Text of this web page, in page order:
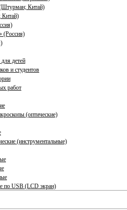
Китай)
Китай)
детей
и студентов
работ
(оптические)
(инструментальные)
по USB (LCD экран)